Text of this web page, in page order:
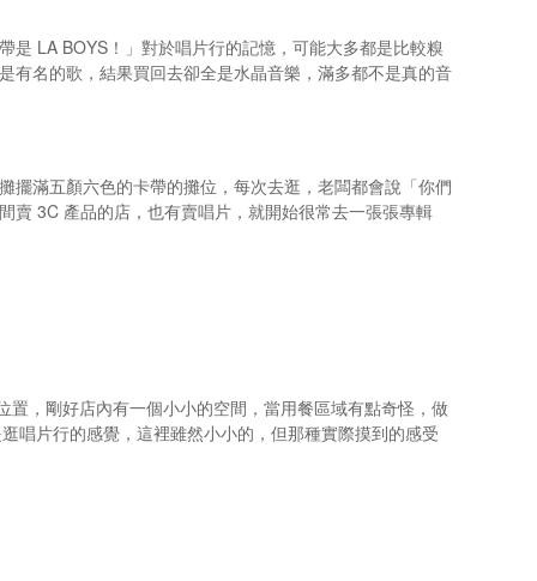
LA BOYS！」對於唱片行的記憶，可能大多都是比較糗
有名的歌，結果買回去卻全是水晶音樂，滿多都不是真的音
擺滿五顏六色的卡帶的攤位，每次去逛，老闆都會說「你們
賣 3C 產品的店，也有賣唱片，就開始很常去一張張專輯
，剛好店內有一個小小的空間，當用餐區域有點奇怪，做
唱片行的感覺，這裡雖然小小的，但那種實際摸到的感受